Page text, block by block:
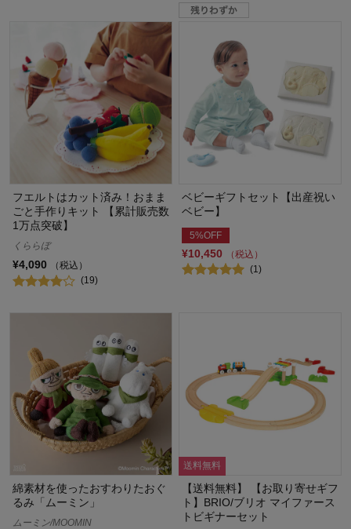
フエルトはカット済み！おまま
ごと手作りキット 【累計販売数
1万点突破】
くららぼ
¥4,090
（税込）
(19)
ベビーギフトセット【出産祝い
ベビー】
5%OFF
¥10,450
（税込）
(1)
綿素材を使ったおすわりたおぐ
るみ「ムーミン」
ムーミン/MOOMIN
送料無料
【送料無料】 【お取り寄せギフ
ト】BRIO/ブリオ マイファース
トビギナーセット